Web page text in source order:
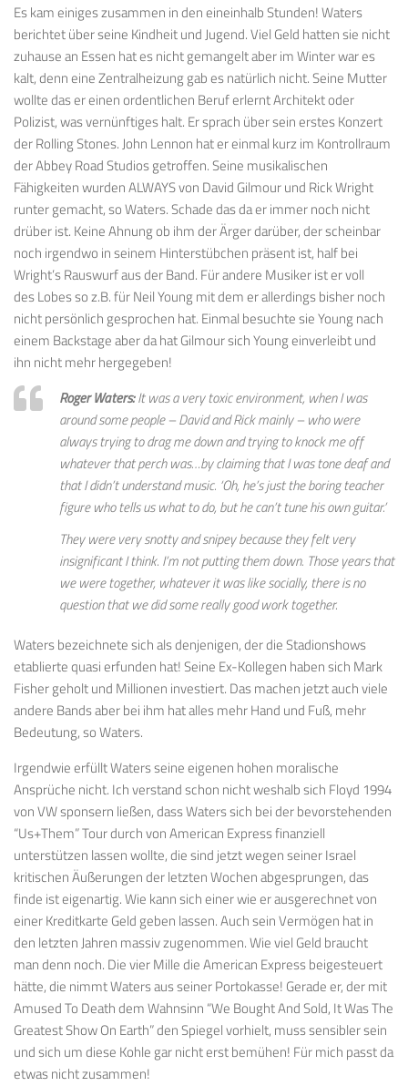
Es kam einiges zusammen in den eineinhalb Stunden! Waters
berichtet über seine Kindheit und Jugend. Viel Geld hatten sie nicht
zuhause an Essen hat es nicht gemangelt aber im Winter war es
kalt, denn eine Zentralheizung gab es natürlich nicht. Seine Mutter
wollte das er einen ordentlichen Beruf erlernt Architekt oder
Polizist, was vernünftiges halt. Er sprach über sein erstes Konzert
der Rolling Stones. John Lennon hat er einmal kurz im Kontrollraum
der Abbey Road Studios getroffen. Seine musikalischen
Fähigkeiten wurden ALWAYS von David Gilmour und Rick Wright
runter gemacht, so Waters. Schade das da er immer noch nicht
drüber ist. Keine Ahnung ob ihm der Ärger darüber, der scheinbar
noch irgendwo in seinem Hinterstübchen präsent ist, half bei
Wright’s Rauswurf aus der Band. Für andere Musiker ist er voll
des Lobes so z.B. für Neil Young mit dem er allerdings bisher noch
nicht persönlich gesprochen hat. Einmal besuchte sie Young nach
einem Backstage aber da hat Gilmour sich Young einverleibt und
ihn nicht mehr hergegeben!
Roger Waters:It was a very toxic environment, when I was
around some people – David and Rick mainly – who were
always trying to drag me down and trying to knock me off
whatever that perch was…by claiming that I was tone deaf and
that I didn’t understand music. ‘Oh, he’s just the boring teacher
figure who tells us what to do, but he can’t tune his own guitar.’
They were very snotty and snipey because they felt very
insignificant I think. I’m not putting them down. Those years that
we were together, whatever it was like socially, there is no
question that we did some really good work together.
Waters bezeichnete sich als denjenigen, der die Stadionshows
etablierte quasi erfunden hat! Seine Ex-Kollegen haben sich Mark
Fisher geholt und Millionen investiert. Das machen jetzt auch viele
andere Bands aber bei ihm hat alles mehr Hand und Fuß, mehr
Bedeutung, so Waters.
Irgendwie erfüllt Waters seine eigenen hohen moralische
Ansprüche nicht. Ich verstand schon nicht weshalb sich Floyd 1994
von VW sponsern ließen, dass Waters sich bei der bevorstehenden
“Us+Them” Tour durch von American Express finanziell
unterstützen lassen wollte, die sind jetzt wegen seiner Israel
kritischen Äußerungen der letzten Wochen abgesprungen, das
finde ist eigenartig. Wie kann sich einer wie er ausgerechnet von
einer Kreditkarte Geld geben lassen. Auch sein Vermögen hat in
den letzten Jahren massiv zugenommen. Wie viel Geld braucht
man denn noch. Die vier Mille die American Express beigesteuert
hätte, die nimmt Waters aus seiner Portokasse! Gerade er, der mit
Amused To Death dem Wahnsinn “We Bought And Sold, It Was The
Greatest Show On Earth” den Spiegel vorhielt, muss sensibler sein
und sich um diese Kohle gar nicht erst bemühen! Für mich passt da
etwas nicht zusammen!